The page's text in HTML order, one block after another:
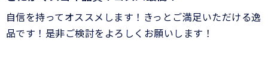
自信を持ってオススメします！きっとご満足いただける逸
品です！是非ご検討をよろしくお願いします！